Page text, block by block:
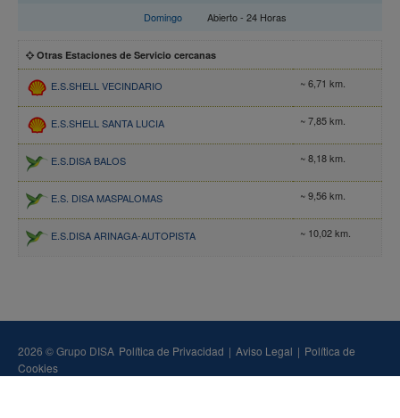
Domingo
Abierto - 24 Horas
Otras Estaciones de Servicio cercanas
E.S.SHELL VECINDARIO ~ 6,71 km.
E.S.SHELL SANTA LUCIA ~ 7,85 km.
E.S.DISA BALOS ~ 8,18 km.
E.S. DISA MASPALOMAS ~ 9,56 km.
E.S.DISA ARINAGA-AUTOPISTA ~ 10,02 km.
2026 © Grupo DISA Política de Privacidad | Aviso Legal | Política de
Cookies